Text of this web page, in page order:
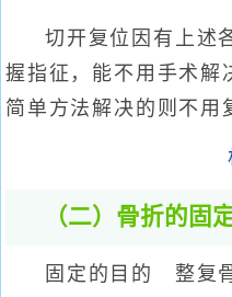
切开复位因有上述
握指征，能不用手术解
简单方法解决的则不用
（二）骨折的固
固定的目的 整复